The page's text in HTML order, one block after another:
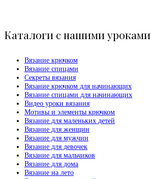
Каталоги с нашими уроками
Вязание крючком
Вязание спицами
Секреты вязания
Вязание крючком для начинающих
Вязание спицами для начинающих
Видео уроки вязания
Мотивы и элементы крючком
Вязание для маленьких детей
Вязание для женщин
Вязание для мужчин
Вязание для девочек
Вязание для мальчиков
Вязание для дома
Вязание на лето